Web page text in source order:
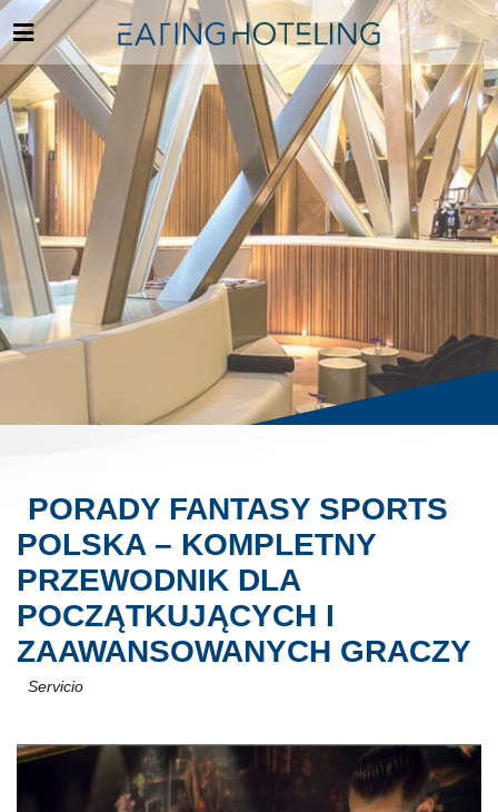
PORADY FANTASY SPORTS
POLSKA – KOMPLETNY
PRZEWODNIK DLA
POCZĄTKUJĄCYCH I
ZAAWANSOWANYCH GRACZY
Servicio